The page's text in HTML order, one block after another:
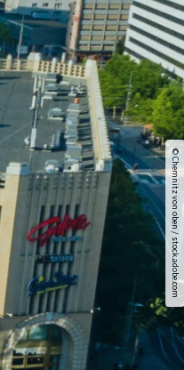
© Chemnitz von oben / stock.adobe.com